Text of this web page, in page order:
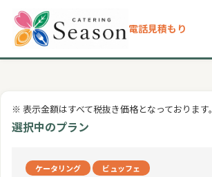
選ばれる理由
プラン
電話見積もり
※ 表示金額はすべて税抜き価格となっております。
選択中のプラン
ケータリング ビュッフェ